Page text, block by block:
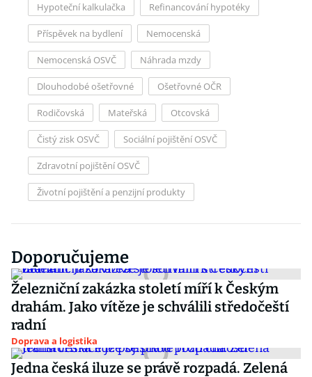
Hypoteční kalkulačka Refinancování hypotéky
Příspěvek na bydlení Nemocenská
Nemocenská OSVČ Náhrada mzdy
Dlouhodobé ošetřovné Ošetřovné OČR
Rodičovská Mateřská Otcovská
Čistý zisk OSVČ Sociální pojištění OSVČ
Zdravotní pojištění OSVČ
Životní pojištění a penzijní produkty
Doporučujeme
Železniční zakázka století míří k Českým
drahám. Jako vítěze je schválili středočeští
radní
Doprava a logistika
Jedna česká iluze se právě rozpadá. Zelená